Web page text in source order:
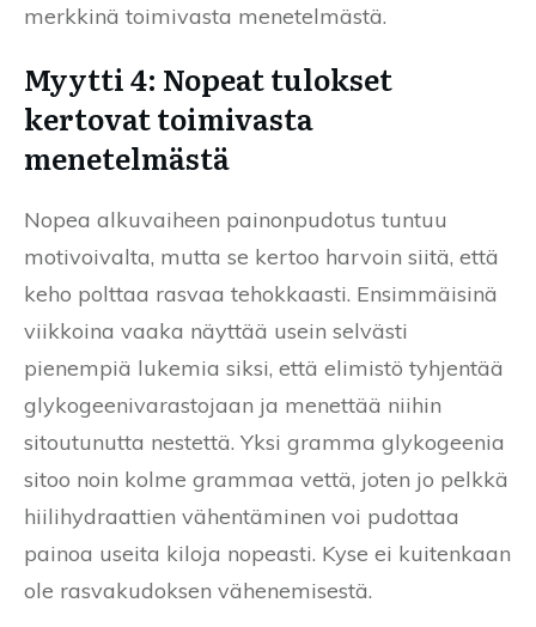
merkkinä toimivasta menetelmästä.
Myytti 4: Nopeat tulokset
kertovat toimivasta
menetelmästä
Nopea alkuvaiheen painonpudotus tuntuu
motivoivalta, mutta se kertoo harvoin siitä, että
keho polttaa rasvaa tehokkaasti. Ensimmäisinä
viikkoina vaaka näyttää usein selvästi
pienempiä lukemia siksi, että elimistö tyhjentää
glykogeenivarastojaan ja menettää niihin
sitoutunutta nestettä. Yksi gramma glykogeenia
sitoo noin kolme grammaa vettä, joten jo pelkkä
hiilihydraattien vähentäminen voi pudottaa
painoa useita kiloja nopeasti. Kyse ei kuitenkaan
ole rasvakudoksen vähenemisestä.